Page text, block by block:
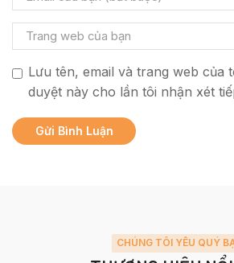
Lưu tên, email và trang web của
duyệt này cho lần tôi nhận xét
CHÚNG TÔI YÊU QUÝ